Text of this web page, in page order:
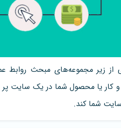
از زیر مجموعه‌های مبحث روابط
یا محصول شما در یک سایت پر
شما کند.